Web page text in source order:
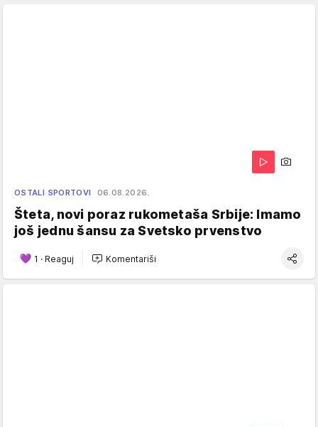
OSTALI SPORTOVI 06.08.2026.
Šteta, novi poraz rukometaša Srbije: Imamo
još jednu šansu za Svetsko prvenstvo
1 · Reaguj Komentariši